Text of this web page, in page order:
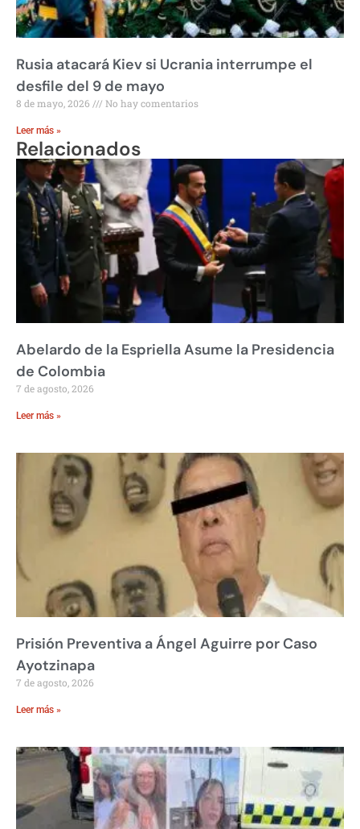
Rusia atacará Kiev si Ucrania interrumpe el
desfile del 9 de mayo
8 de mayo, 2026 No hay comentarios
Leer más »
Relacionados
Abelardo de la Espriella Asume la Presidencia
de Colombia
7 de agosto, 2026
Leer más »
Prisión Preventiva a Ángel Aguirre por Caso
Ayotzinapa
7 de agosto, 2026
Leer más »